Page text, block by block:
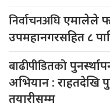
निर्वाचनअघिएमालेले
उपमहानगरसहित ८
बाढीपीडितको
अभियान : राहतदेखि
तयारीसम्म